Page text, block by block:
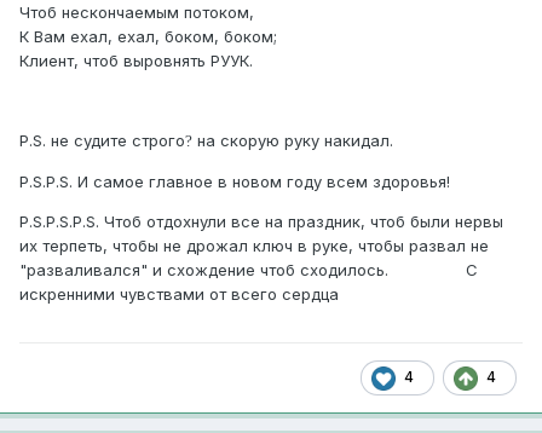
Чтоб нескончаемым потоком,
К Вам ехал, ехал, боком, боком;
Клиент, чтоб выровнять РУУК.
P.S. не судите строго? на скорую руку накидал.
P.S.P.S. И самое главное в новом году всем здоровья!
P.S.P.S.P.S. Чтоб отдохнули все на праздник, чтоб были нервы
их терпеть, чтобы не дрожал ключ в руке, чтобы развал не
"разваливался" и схождение чтоб сходилось. С
искренними чувствами от всего сердца
4 4